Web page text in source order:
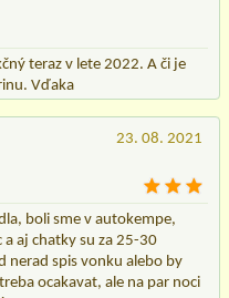
teraz v lete 2022. A či je
Vďaka
23. 08. 2021
boli sme v autokempe,
aj chatky su za 25-30
nerad spis vonku alebo by
ocakavat, ale na par noci